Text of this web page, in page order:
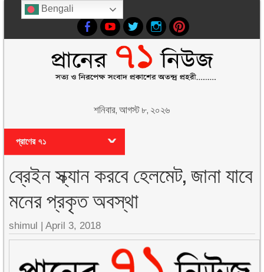
শনিবার, আগস্ট ৮, ২০২৬
প্রাণের ৭১
ব্রেইন স্ক্যান করবে হেলমেট, জানা যাবে
মনের প্রকৃত অবস্থা
shimul |April 3, 2018
Bengali